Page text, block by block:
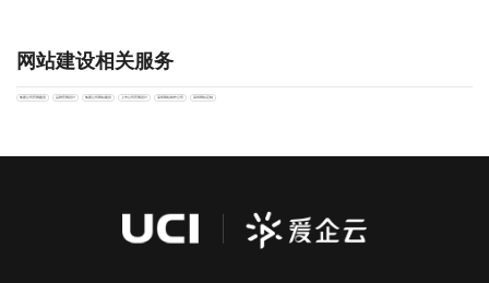
网站建设相关服务
集团公司官网建设 品牌官网设计 集团公司网站建设 上市公司官网设计 深圳网站制作公司 深圳网站定制